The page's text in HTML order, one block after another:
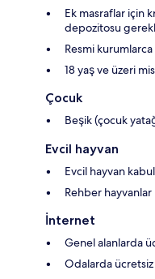
Ek masraflar için
depozitosu
Resmi
18 yaş ve üzeri
Çocuk
Beşik (çocuk
Evcil hayvan
Evcil hayvan
Rehber
İnternet
Genel alanlarda
Odalarda